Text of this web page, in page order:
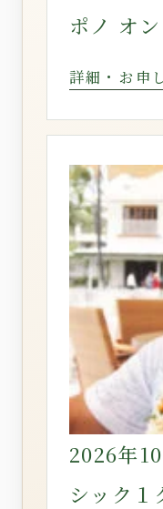
ポノ オ
詳細・お申
2026年
シック１